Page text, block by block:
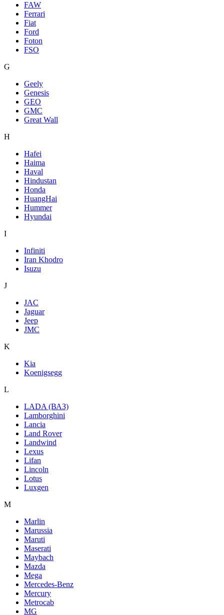
FAW
Ferrari
Fiat
Ford
Foton
FSO
G
Geely
Genesis
GEO
GMC
Great Wall
H
Hafei
Haima
Haval
Hindustan
Honda
HuangHai
Hummer
Hyundai
I
Infiniti
Iran Khodro
Isuzu
J
JAC
Jaguar
Jeep
JMC
K
Kia
Koenigsegg
L
LADA (ВАЗ)
Lamborghini
Lancia
Land Rover
Landwind
Lexus
Lifan
Lincoln
Lotus
Luxgen
M
Marlin
Marussia
Maruti
Maserati
Maybach
Mazda
Mega
Mercedes-Benz
Mercury
Metrocab
MG